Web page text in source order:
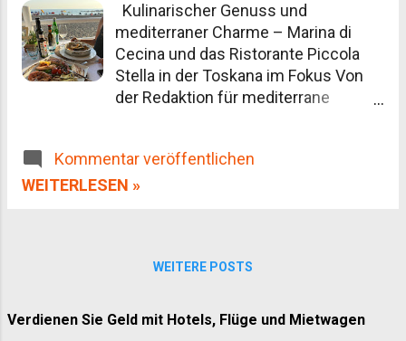
Postkartenmotive Häufige Fragen zur Toskana
Kulinarischer Genuss und
mediterraner Charme – Marina di
Cecina und das Ristorante Piccola
Stella in der Toskana im Fokus Von
der Redaktion für mediterrane
malerischen Landschaften,
geschichtsträchtigen Städte und
Touristenströme ein authentisches
erleben möchte, findet in Marina di
Kommentar veröffentlichen
WEITERLESEN »
WEITERE POSTS
Verdienen Sie Geld mit Hotels, Flüge und Mietwagen